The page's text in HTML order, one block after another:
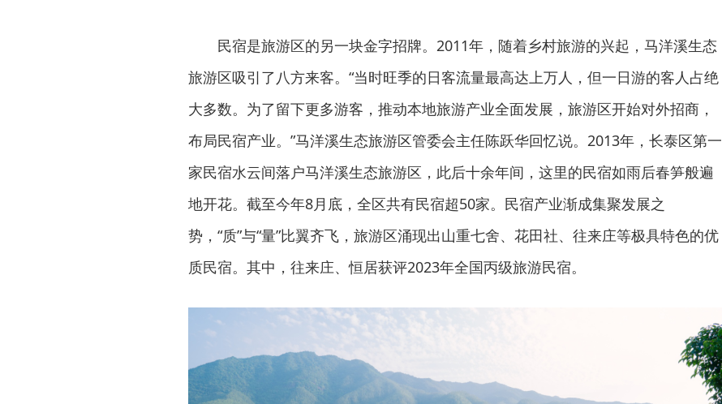
民宿是旅游区的另一块金字招牌。2011年，随着乡村旅游的兴起，马洋溪生态
旅游区吸引了八方来客。“当时旺季的日客流量最高达上万人，但一日游的客人占绝
大多数。为了留下更多游客，推动本地旅游产业全面发展，旅游区开始对外招商，
布局民宿产业。”马洋溪生态旅游区管委会主任陈跃华回忆说。2013年，长泰区第一
家民宿水云间落户马洋溪生态旅游区，此后十余年间，这里的民宿如雨后春笋般遍
地开花。截至今年8月底，全区共有民宿超50家。民宿产业渐成集聚发展之
势，“质”与“量”比翼齐飞，旅游区涌现出山重七舍、花田社、往来庄等极具特色的优
质民宿。其中，往来庄、恒居获评2023年全国丙级旅游民宿。